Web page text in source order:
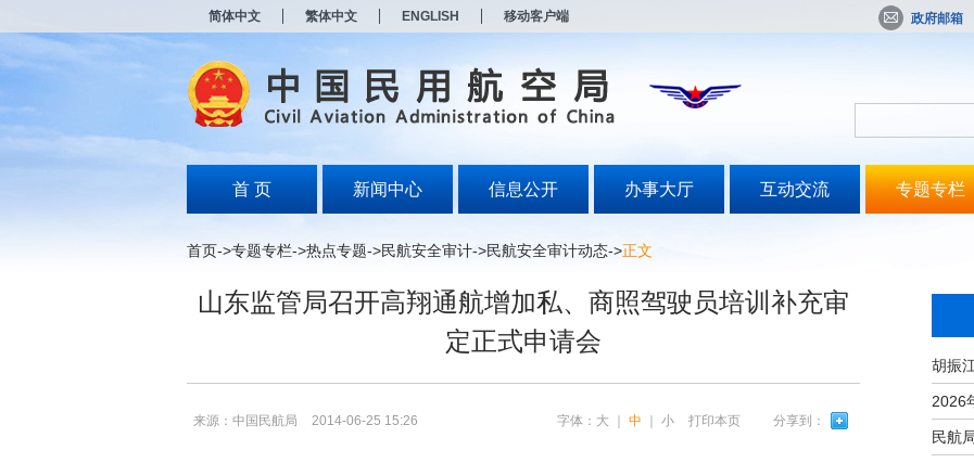
简体中文 繁体中文 ENGLISH 移动客户端 政府邮箱
首 页 新闻中心 信息公开 办事大厅 互动交流 专题专栏
首页->专题专栏->热点专题->民航安全审计->民航安全审计动态->正文
山东监管局召开高翔通航增加私、商照驾驶员培训补充审
定正式申请会
来源：中国民航局 2014-06-25 15:26 字体： 大 中 小 打印本页 分享到：
打
无
障